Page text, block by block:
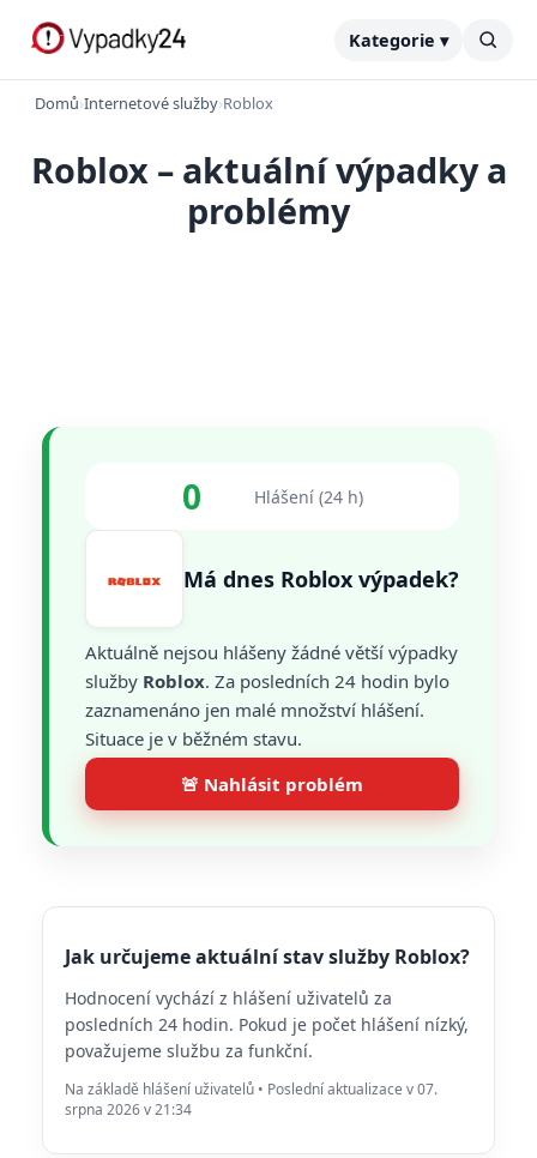
Kategorie ▾
Domů›Internetové služby›Roblox
Roblox – aktuální výpadky a
problémy
0 Hlášení (24 h)
Má dnes Roblox výpadek?
Aktuálně nejsou hlášeny žádné větší výpadky
služby Roblox. Za posledních 24 hodin bylo
zaznamenáno jen malé množství hlášení.
Situace je v běžném stavu.
🚨 Nahlásit problém
Jak určujeme aktuální stav služby Roblox?
Hodnocení vychází z hlášení uživatelů za
posledních 24 hodin. Pokud je počet hlášení nízký,
považujeme službu za funkční.
Na základě hlášení uživatelů • Poslední aktualizace v 07.
srpna 2026 v 21:34